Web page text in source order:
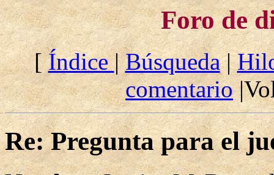
Foro de
[Índice|Búsqueda|
comentario
Re: Pregunta para el